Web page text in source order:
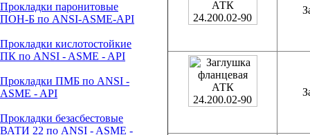
Прокладки паронитовые
ПОН-Б по ANSI-ASME-API
Прокладки кислотостойкие
ПК по ANSI - ASME - API
Прокладки ПМБ по ANSI -
ASME - API
Прокладки безасбестовые
ВАТИ 22 по ANSI - ASME -